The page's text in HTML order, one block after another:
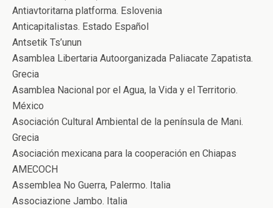
Antiavtoritarna platforma. Eslovenia
Anticapitalistas. Estado Español
Antsetik Ts’unun
Asamblea Libertaria Autoorganizada Paliacate Zapatista.
Grecia
Asamblea Nacional por el Agua, la Vida y el Territorio.
México
Asociación Cultural Ambiental de la península de Mani.
Grecia
Asociación mexicana para la cooperación en Chiapas
AMECOCH
Assemblea No Guerra, Palermo. Italia
Associazione Jambo. Italia